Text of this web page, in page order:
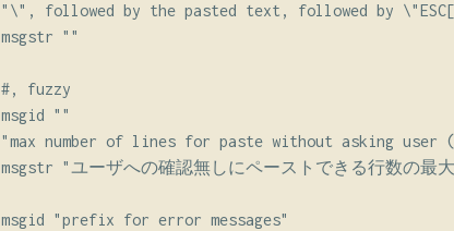
"\", followed by the pasted text, followed by
msgstr ""
#, fuzzy
msgid ""
"max number of lines for paste without asking
msgstr "ユーザへの確認無しにペーストできる行数の
msgid "prefix for error messages"